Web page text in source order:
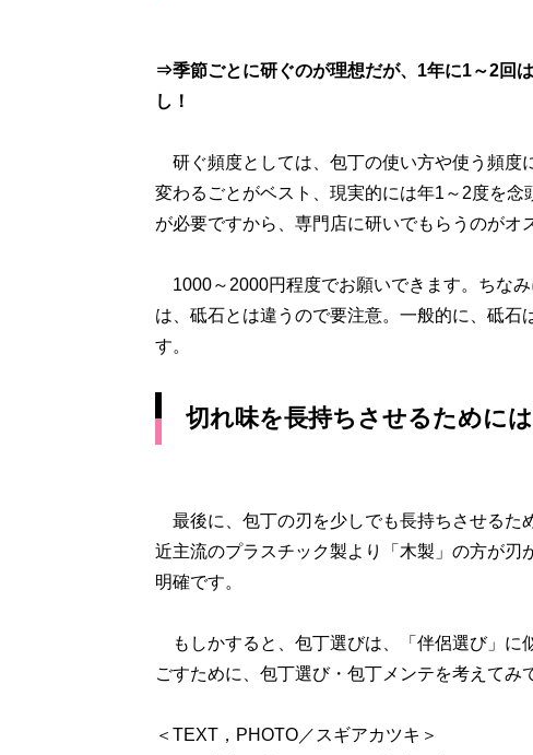
⇒季節ごとに研ぐのが理想だが、1年に1～2回
し！
研ぐ頻度としては、包丁の使い方や使う頻度
変わるごとがベスト、現実的には年1～2度を
が必要ですから、専門店に研いでもらうのがオ
1000～2000円程度でお願いできます。ちな
は、砥石とは違うので要注意。一般的に、砥
す。
切れ味を長持ちさせるために
最後に、包丁の刃を少しでも長持ちさせるた
近主流のプラスチック製より「木製」の方が
明確です。
もしかすると、包丁選びは、「伴侶選び」に
ごすために、包丁選び・包丁メンテを考えてみ